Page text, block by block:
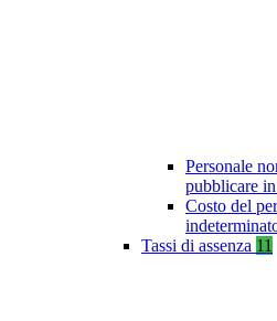
Personale
pubblicare
Costo del
Tassi di assenza 11